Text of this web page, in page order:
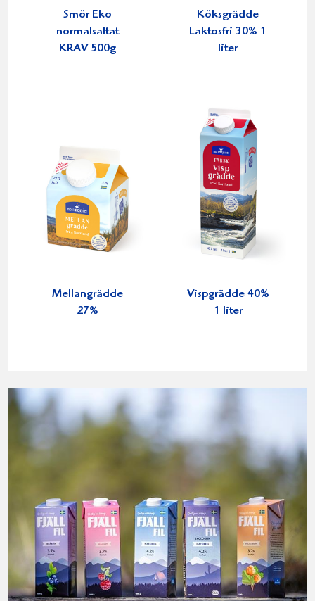
Smör Eko
normalsaltat
KRAV 500g
Köksgrädde
Laktosfri 30% 1
liter
Mellangrädde
27%
Vispgrädde 40%
1 liter